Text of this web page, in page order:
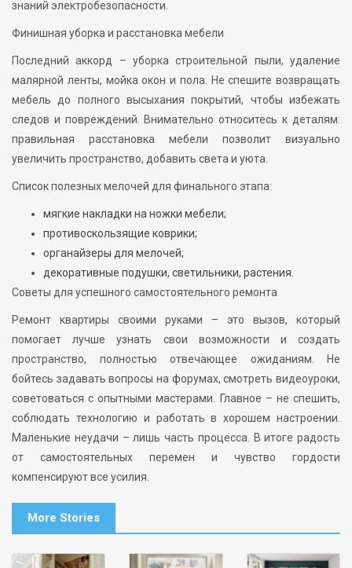
знаний электробезопасности.
Финишная уборка и расстановка мебели
Последний аккорд – уборка строительной пыли, удаление
малярной ленты, мойка окон и пола. Не спешите возвращать
мебель до полного высыхания покрытий, чтобы избежать
следов и повреждений. Внимательно относитесь к деталям:
правильная расстановка мебели позволит визуально
увеличить пространство, добавить света и уюта.
Список полезных мелочей для финального этапа:
мягкие накладки на ножки мебели;
противоскользящие коврики;
органайзеры для мелочей;
декоративные подушки, светильники, растения.
Советы для успешного самостоятельного ремонта
Ремонт квартиры своими руками – это вызов, который
помогает лучше узнать свои возможности и создать
пространство, полностью отвечающее ожиданиям. Не
бойтесь задавать вопросы на форумах, смотреть видеоуроки,
советоваться с опытными мастерами. Главное – не спешить,
соблюдать технологию и работать в хорошем настроении.
Маленькие неудачи – лишь часть процесса. В итоге радость
от самостоятельных перемен и чувство гордости
компенсируют все усилия.
More Stories